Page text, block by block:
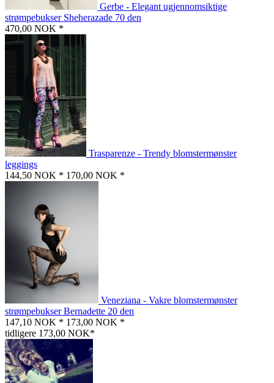
Gerbe - Elegant ugjennomsiktige
strømpebukser Sheherazade 70 den
470,00 NOK *
Trasparenze - Trendy blomstermønster
leggings
144,50 NOK * 170,00 NOK *
Veneziana - Vakre blomstermønster
strømpebukser Bernadette 20 den
147,10 NOK * 173,00 NOK *
tidligere 173,00 NOK*